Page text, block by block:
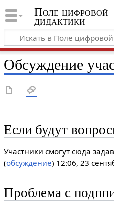
Поле цифровой
дидактики
Обсуждение
Если будут
Участники смогут сюда
(обсуждение) 12:06, 23
Проблема с